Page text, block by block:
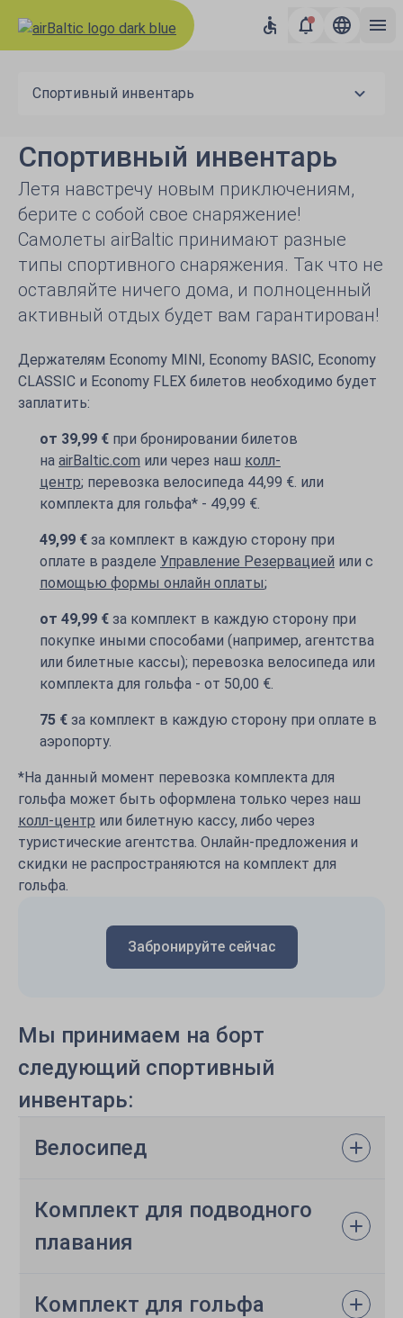
Спортивный инвентарь
Спортивный инвентарь
Летя навстречу новым приключениям,
берите с собой свое снаряжение!
Самолеты airBaltic принимают разные
типы спортивного снаряжения. Так что не
оставляйте ничего дома, и полноценный
активный отдых будет вам гарантирован!
Держателям Economy MINI, Economy BASIC, Economy
CLASSIC и Economy FLEX билетов необходимо будет
заплатить:
oт 39,99 € при бронировании билетов
на airBaltic.com или через наш колл-
центр; перевозка велосипеда 44,99 €. или
комплекта для гольфа* - 49,99 €.
49,99 € за комплект в каждую сторону при
оплате в разделе Управление Резервацией или с
помощью формы онлайн оплаты;
oт 49,99 € за комплект в каждую сторону при
покупке иными способами (например, агентства
или билетные кассы); перевозка велосипеда или
комплекта для гольфа - oт 50,00 €.
75 € за комплект в каждую сторону при оплате в
аэропорту.
*На данный момент перевозка комплекта для
гольфа может быть оформлена только через наш
колл-центр или билетную кассу, либо через
туристические агентства. Онлайн-предложения и
скидки не распространяются на комплект для
гольфа.
Забронируйте сейчас
Мы принимаем на борт
следующий спортивный
инвентарь:
Велосипед
Комплект для подводного
плавания
Комплект для гольфа